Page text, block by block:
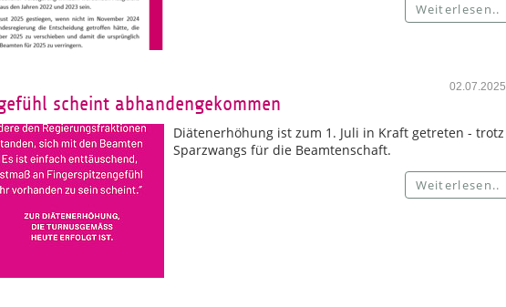
Weiterlesen..
02.07.2025
scheint abhandengekommen
Diätenerhöhung ist zum 1. Juli in Kraft getreten - trotz
Sparzwangs für die Beamtenschaft.
Weiterlesen..